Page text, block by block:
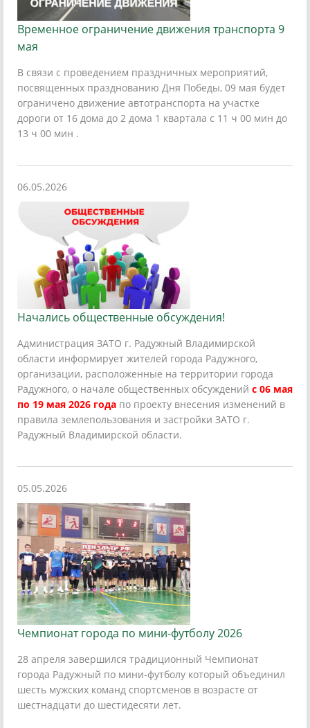
Временное ограничение движения транспорта 9
мая
В связи с проведением праздничных мероприятий,
посвященных празднованию Дня Победы, 09 мая будет
ограничено движение автотранспорта на участке
дороги от 16 дома до 2 дома 1 квартала с 11 ч 00 мин до
13 ч 00 мин .
06.05.2026
Начались общественные обсуждения!
Администрация ЗАТО г. Радужный Владимирской
области информирует жителей города Радужного,
организации, расположенные на территории города
Радужного, о начале общественных обсуждений с 06 мая
по 19 мая 2026 года по проекту внесения изменений в
правила землепользования и застройки ЗАТО г.
Радужный Владимирской области.
05.05.2026
Чемпионат города по мини-футболу 2026
28 апреля завершился традиционный Чемпионат
города Радужный по мини-футболу который объединил
шесть мужских команд спортсменов в возрасте от
шестнадцати до шестидесяти лет.